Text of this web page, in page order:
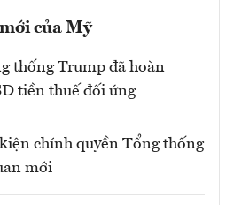
của Mỹ
thống Trump đã hoàn
tiền thuế đối ứng
chính quyền Tổng thống
mới